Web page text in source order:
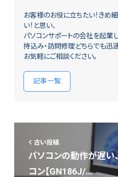
お客様のお役に立ちたい！きめ
い！と思い、
パソコンサポートの会社を起業し
持込み・訪問修理どちらでも迅
お気軽にご相談ください。
記事一覧
古い投稿
パソコンの動作が遅い
コン【GN186J/…